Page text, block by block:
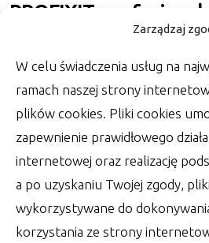
Zarządzaj
W celu świadczenia usług na
ramach naszej strony
plików cookies. Pliki cookies
zapewnienie prawidłowego
internetowej oraz realizację
a po uzyskaniu Twojej zgody,
wykorzystywane do
korzystania ze strony
PROFIXIT:
konsol Nintendo
PROFIXIT jako seris ma spore
naprawie różnego rodzaju
powodu
autor:Lucjan 30 maja 2023